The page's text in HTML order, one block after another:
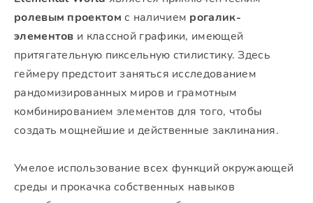
ролевым проектом с наличием рогалик-
элементов и классной графики, имеющей
притягательную пиксельную стилистику. Здесь
геймеру предстоит заняться исследованием
рандомизированных миров и грамотным
комбинированием элементов для того, чтобы
создать мощнейшие и действенные заклинания.
Умелое использование всех функций окружающей
среды и прокачка собственных навыков